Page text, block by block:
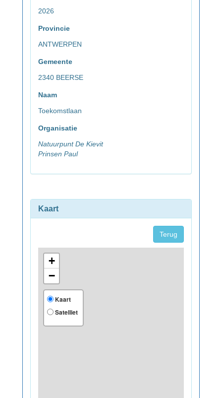
2026
Provincie
ANTWERPEN
Gemeente
2340 BEERSE
Naam
Toekomstlaan
Organisatie
Natuurpunt De Kievit
Prinsen Paul
Kaart
Terug
+
−
Kaart
Satelliet